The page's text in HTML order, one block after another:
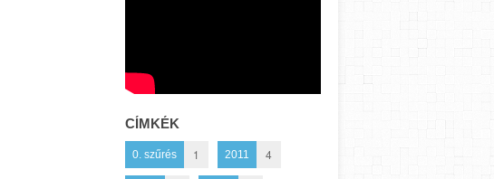
CÍMKÉK
0. szűrés 1 2011 4